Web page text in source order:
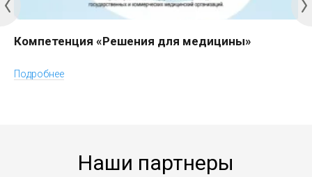
Компетенция «Решения для медицины»
Подробнее
Наши партнеры